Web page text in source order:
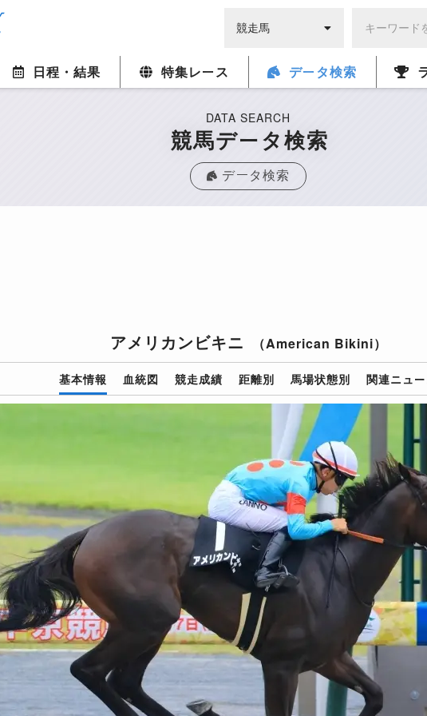
日程・結果 特集レース データ検索
DATA SEARCH
競馬データ検索
データ検索
アメリカンビキニ （American Bikini）
基本情報 血統図 競走成績 距離別 馬場状態別 関連ニュ